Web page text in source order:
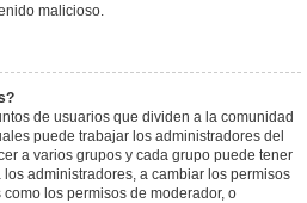
malicioso.
de usuarios que dividen a la comunidad
puede trabajar los administradores del
a varios grupos y cada grupo puede tener
administradores, a cambiar los permisos
los permisos de moderador, o